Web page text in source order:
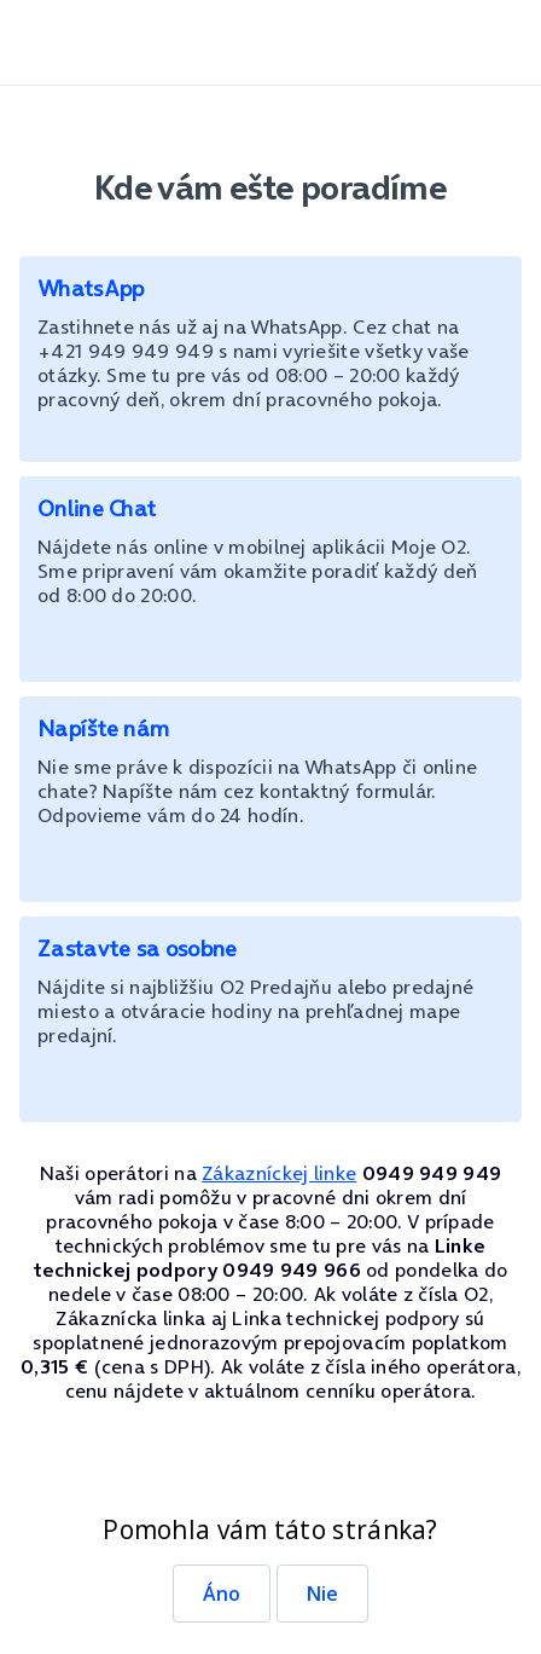
Kde vám ešte poradíme
WhatsApp
Zastihnete nás už aj na WhatsApp. Cez chat na
+421 949 949 949 s nami vyriešite všetky vaše
otázky. Sme tu pre vás od 08:00 – 20:00 každý
pracovný deň, okrem dní pracovného pokoja.
Online Chat
Nájdete nás online v mobilnej aplikácii Moje O2.
Sme pripravení vám okamžite poradiť každý deň
od 8:00 do 20:00.
Napíšte nám
Nie sme práve k dispozícii na WhatsApp či online
chate? Napíšte nám cez kontaktný formulár.
Odpovieme vám do 24 hodín.
Zastavte sa osobne
Nájdite si najbližšiu O2 Predajňu alebo predajné
miesto a otváracie hodiny na prehľadnej mape
predajní.
Naši operátori na Zákazníckej linke 0949 949 949
vám radi pomôžu v pracovné dni okrem dní
pracovného pokoja v čase 8:00 – 20:00. V prípade
technických problémov sme tu pre vás na Linke
technickej podpory 0949 949 966 od pondelka do
nedele v čase 08:00 – 20:00. Ak voláte z čísla O2,
Zákaznícka linka aj Linka technickej podpory sú
spoplatnené jednorazovým prepojovacím poplatkom
0,315 € (cena s DPH). Ak voláte z čísla iného operátora,
cenu nájdete v aktuálnom cenníku operátora.
Pomohla vám táto stránka?
Áno Nie